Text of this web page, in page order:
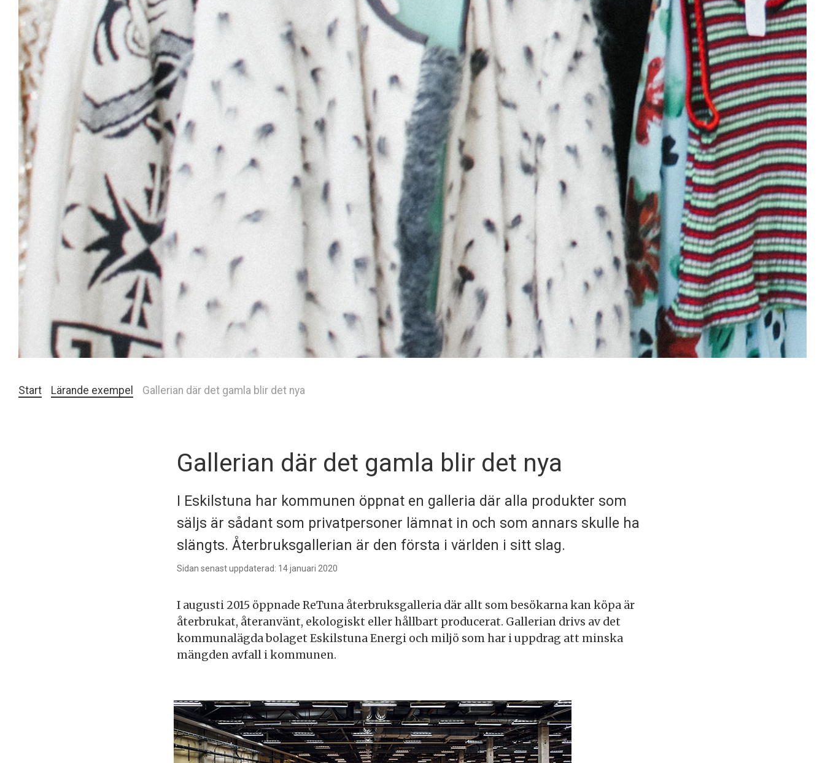
Start Lärande exempel Gallerian där det gamla blir det nya
Gallerian där det gamla blir det nya
I Eskilstuna har kommunen öppnat en galleria där alla produkter som
säljs är sådant som privatpersoner lämnat in och som annars skulle ha
slängts. Återbruksgallerian är den första i världen i sitt slag.
Sidan senast uppdaterad: 14 januari 2020
I augusti 2015 öppnade ReTuna återbruksgalleria där allt som besökarna kan köpa är
återbrukat, återanvänt, ekologiskt eller hållbart producerat. Gallerian drivs av det
kommunalägda bolaget Eskilstuna Energi och miljö som har i uppdrag att minska
mängden avfall i kommunen.